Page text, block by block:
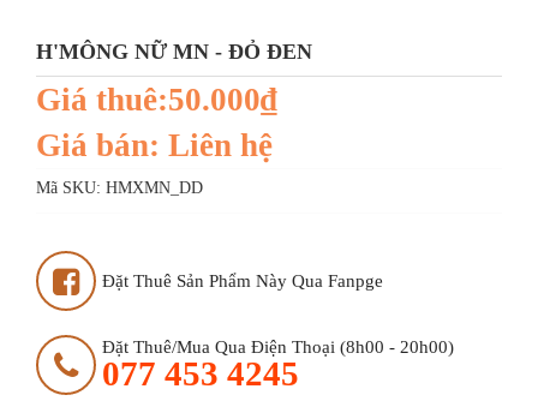
H'MÔNG NỮ MN - ĐỎ ĐEN
Giá thuê:50.000₫
Giá bán: Liên hệ
Mã SKU: HMXMN_DD
Đặt Thuê Sản Phẩm Này Qua Fanpge
Đặt Thuê/mua Qua Điện Thoại (8h00 - 20h00)
077 453 4245